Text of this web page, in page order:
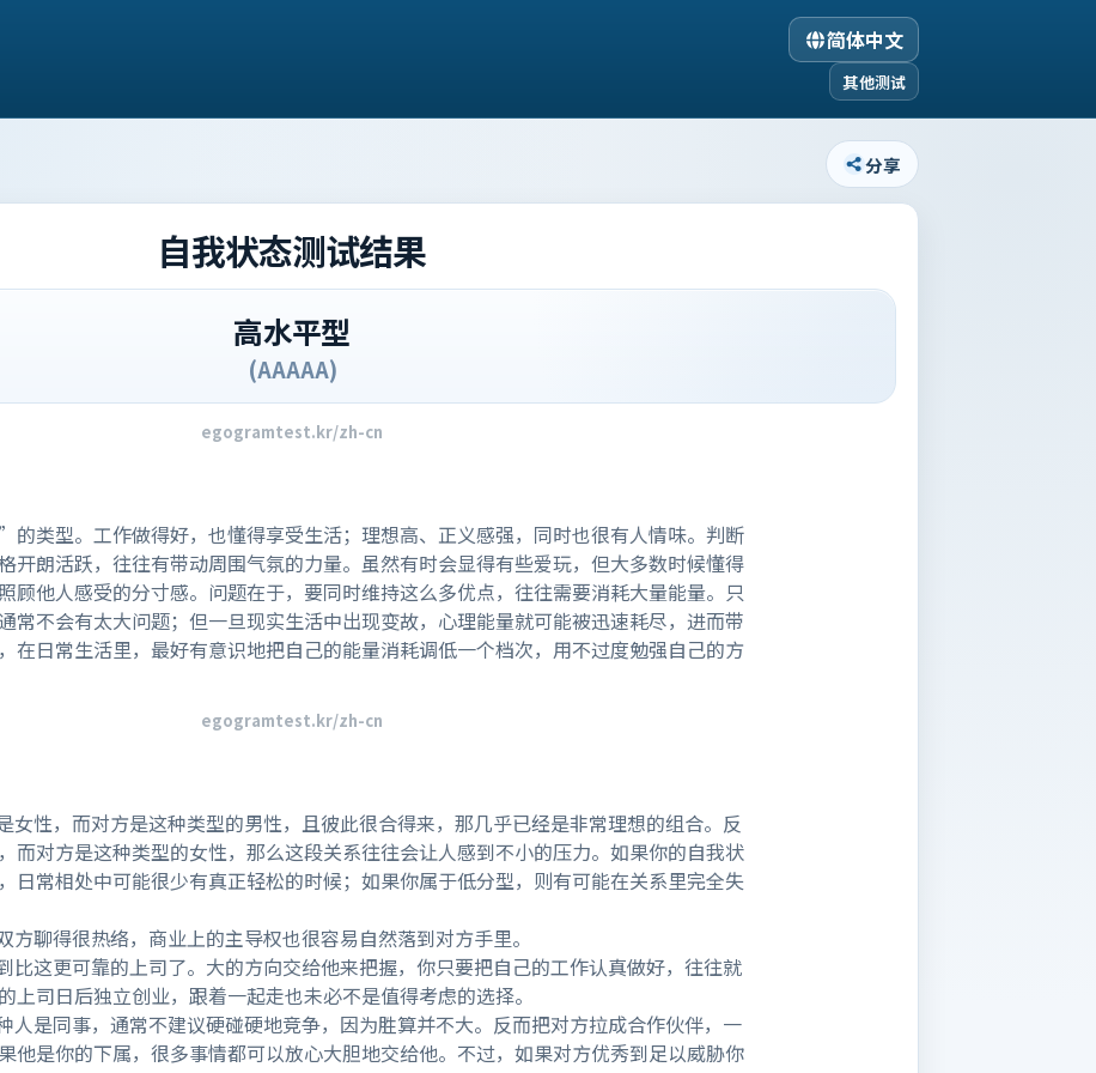
简体中文
其他测试
分享
自我状态测试结果
高水平型
(AAAAA)
egogramtest.kr/zh-cn
类型。工作做得好，也懂得享受生活；理想高、正义感强，同时也很有人情味。判断
开朗活跃，往往有带动周围气氛的力量。虽然有时会显得有些爱玩，但大多数时候懂得
顾他人感受的分寸感。问题在于，要同时维持这么多优点，往往需要消耗大量能量。只
常不会有太大问题；但一旦现实生活中出现变故，心理能量就可能被迅速耗尽，进而带
在日常生活里，最好有意识地把自己的能量消耗调低一个档次，用不过度勉强自己的方
egogramtest.kr/zh-cn
女性，而对方是这种类型的男性，且彼此很合得来，那几乎已经是非常理想的组合。反
而对方是这种类型的女性，那么这段关系往往会让人感到不小的压力。如果你的自我状
日常相处中可能很少有真正轻松的时候；如果你属于低分型，则有可能在关系里完全失
方聊得很热络，商业上的主导权也很容易自然落到对方手里。
比这更可靠的上司了。大的方向交给他来把握，你只要把自己的工作认真做好，往往就
上司日后独立创业，跟着一起走也未必不是值得考虑的选择。
人是同事，通常不建议硬碰硬地竞争，因为胜算并不大。反而把对方拉成合作伙伴，一
他是你的下属，很多事情都可以放心大胆地交给他。不过，如果对方优秀到足以威胁你